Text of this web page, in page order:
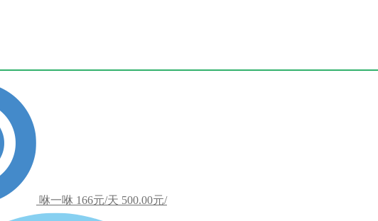
咻一咻 166元/天 500.00元/